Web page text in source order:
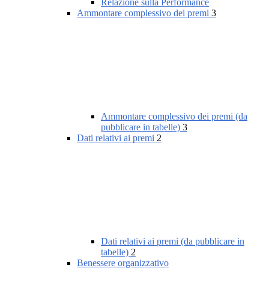
Relazione sulla Performance
Ammontare complessivo dei premi 3
Ammontare complessivo dei premi (da
pubblicare in tabelle) 3
Dati relativi ai premi 2
Dati relativi ai premi (da pubblicare in
tabelle) 2
Benessere organizzativo